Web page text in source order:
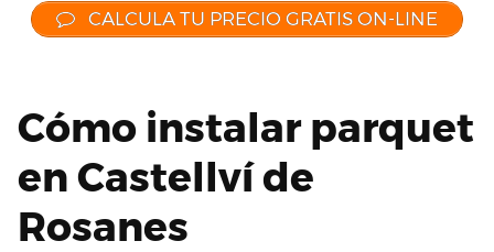
CALCULA TU PRECIO GRATIS ON-LINE
Cómo instalar parquet
en Castellví de
Rosanes